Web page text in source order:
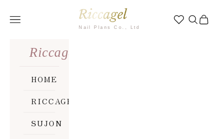
Riccagel
メニュー 検索カー
Riccagel
HOME
RICCAGEL
SUJON